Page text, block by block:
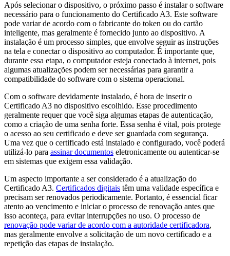
Após selecionar o dispositivo, o próximo passo é instalar o software
necessário para o funcionamento do Certificado A3. Este software
pode variar de acordo com o fabricante do token ou do cartão
inteligente, mas geralmente é fornecido junto ao dispositivo. A
instalação é um processo simples, que envolve seguir as instruções
na tela e conectar o dispositivo ao computador. É importante que,
durante essa etapa, o computador esteja conectado à internet, pois
algumas atualizações podem ser necessárias para garantir a
compatibilidade do software com o sistema operacional.
Com o software devidamente instalado, é hora de inserir o
Certificado A3 no dispositivo escolhido. Esse procedimento
geralmente requer que você siga algumas etapas de autenticação,
como a criação de uma senha forte. Essa senha é vital, pois protege
o acesso ao seu certificado e deve ser guardada com segurança.
Uma vez que o certificado está instalado e configurado, você poderá
utilizá-lo para assinar documentos eletronicamente ou autenticar-se
em sistemas que exigem essa validação.
Um aspecto importante a ser considerado é a atualização do
Certificado A3. Certificados digitais têm uma validade específica e
precisam ser renovados periodicamente. Portanto, é essencial ficar
atento ao vencimento e iniciar o processo de renovação antes que
isso aconteça, para evitar interrupções no uso. O processo de
renovação pode variar de acordo com a autoridade certificadora,
mas geralmente envolve a solicitação de um novo certificado e a
repetição das etapas de instalação.